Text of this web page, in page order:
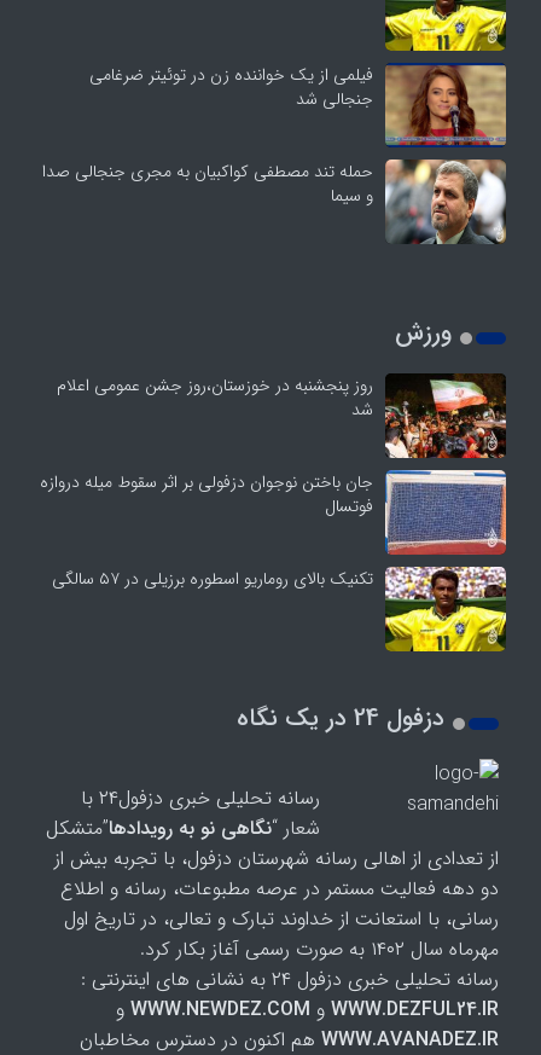
فیلمی از یک خواننده زن در توئیتر ضرغامی
جنجالی شد
حمله تند مصطفی کواکبیان به مجری جنجالی صدا
و سیما
ورزش
روز پنجشنبه در خوزستان،روز جشن عمومی اعلام
شد
جان باختن نوجوان دزفولی بر اثر سقوط میله دروازه
فوتسال
تکنیک بالای روماریو اسطوره برزیلی در ۵۷ سالگی
دزفول 24 در یک نگاه
رسانه تحلیلی خبری دزفول۲۴ با
شعار “نگاهی نو به رویدادها”متشکل
از تعدادی از اهالی رسانه شهرستان دزفول، با تجربه بیش از
دو دهه فعالیت مستمر در عرصه مطبوعات، رسانه و اطلاع
رسانی، با استعانت از خداوند تبارک و تعالی، در تاریخ اول
مهرماه سال ۱۴۰۲ به صورت رسمی آغاز بکار کرد.
رسانه تحلیلی خبری دزفول ۲۴ به نشانی های اینترنتی :
WWW.DEZFUL24.IR و WWW.NEWDEZ.COM و
WWW.AVANADEZ.IR هم اکنون در دسترس مخاطبان